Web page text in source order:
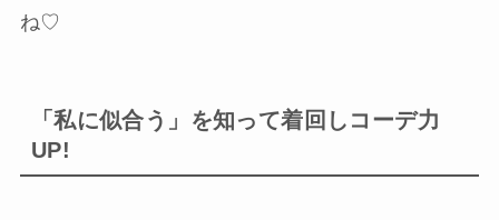
ね♡
「私に似合う」を知って着回しコーデ力
UP!